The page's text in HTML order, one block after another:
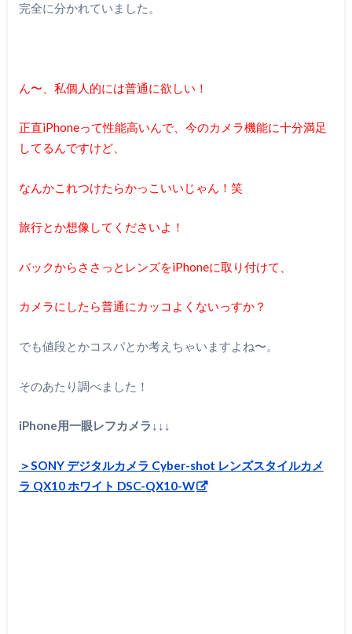
完全に分かれていました。
ん〜、私個人的には普通に欲しい！
正直iPhoneって性能高いんで、今のカメラ機能に十分満足
してるんですけど、
なんかこれつけたらかっこいいじゃん！笑
旅行とか想像してくださいよ！
バックからささっとレンズをiPhoneに取り付けて、
カメラにしたら普通にカッコよくないっすか？
でも値段とかコスパとか考えちゃいますよね〜。
そのあたり調べました！
iPhone用一眼レフカメラ↓↓↓
＞SONY デジタルカメラ Cyber-shot レンズスタイルカメ
ラ QX10 ホワイト DSC-QX10-W